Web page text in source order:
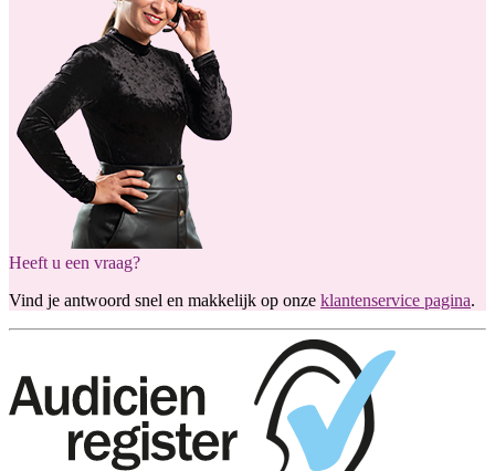
Heeft u een vraag?
Vind je antwoord snel en makkelijk op onze klantenservice pagina.